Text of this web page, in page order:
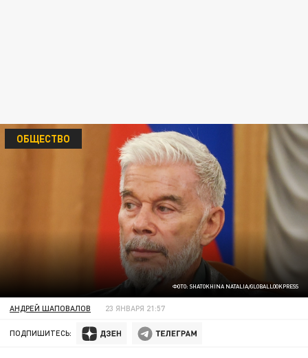
ФОТО: SHATOKHINA NATALIA/GLOBALLOOKPRESS
ОБЩЕСТВО
АНДРЕЙ ШАПОВАЛОВ 23 ЯНВАРЯ 21:57
ПОДПИШИТЕСЬ: